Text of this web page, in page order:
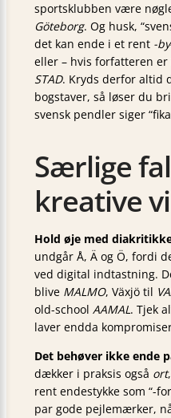
sportsklubben være
Göteborg. Og husk,
det kan ende i et rent -by
eller – hvis forfatteren
STAD. Kryds derfor altid
bogstaver, så løser du
svensk pendler siger
Særlige
kreative
Hold øje med
undgår Å, Ä og Ö, fordi
ved digital indtastning.
blive MALMO, Växjö til
old-school AAMAL. Tjek
laver endda
Det behøver ikke ende
dækker i praksis også ort,
rent endestykke som “-
par gode pejlemærker,